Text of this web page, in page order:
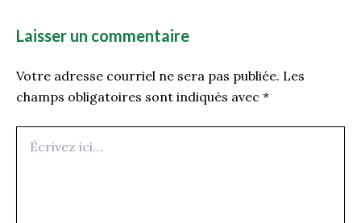
Laisser un commentaire
Votre adresse courriel ne sera pas publiée. Les
champs obligatoires sont indiqués avec *
ici…